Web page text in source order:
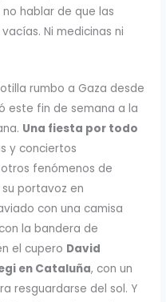
hablar de que las
Ni medicinas ni
rumbo a Gaza desde
este fin de semana a la
Una fiesta por todo
y conciertos
fenómenos de
su portavoz en
con una camisa
la bandera de
el cupero David
en Cataluña, con un
resguardarse del sol. Y